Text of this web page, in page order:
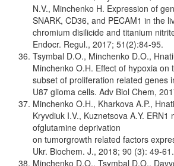
N.V., Minchenko H. Expression of
SNARK, CD36, and PECAM1 in the
chromium disilicide and titanium
Endocr. Regul., 2017; 51(2):84-95.
Tsymbal D.O., Minchenko D.O.,
Minchenko O.H. Effect of hypoxia on
subset of proliferation related genes
U87 glioma cells. Adv Biol Chem,
Minchenko O.H., Kharkova A.P.,
Kryvdiuk I.V., Kuznetsova A.Y. ERN1
ofglutamine deprivation
on tumorgrowth related factors
Ukr. Biochem. J., 2018; 90 (3): 49-61.
Minchenko D.O., Tsymbal D.O.,